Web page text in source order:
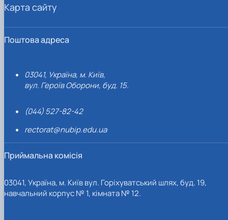
Поштова адреса
03041, Україна, м. Київ,
вул. Героїв Оборони, буд. 15.
(044) 527-82-42
rectorat@nubip.edu.ua
Приймальна комісія
03041, Україна, м. Київ вул. Горіхуватський шлях, буд. 19,
навчальний корпус № 1, кімната № 12.
Карта сайту